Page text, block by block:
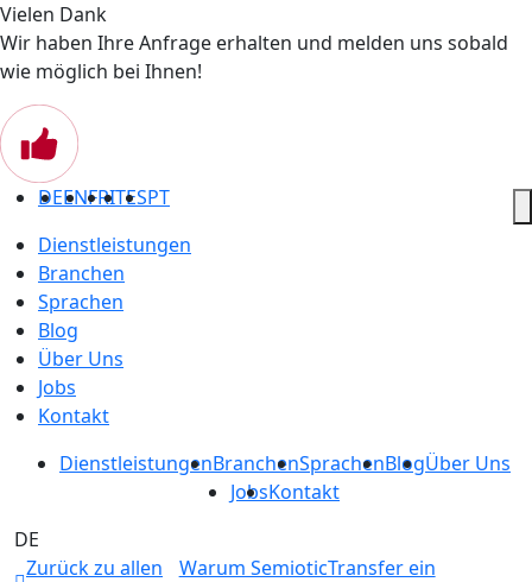
Vielen Dank
Wir haben Ihre Anfrage erhalten und melden uns sobald
wie möglich bei Ihnen!
DEENFRITESPT
Dienstleistungen
Branchen
Sprachen
Blog
Über Uns
Jobs
Kontakt
DienstleistungenBranchenSprachenBlogÜber Uns
JobsKontakt
DE
Zurück zu allen
Warum SemioticTransfer ein